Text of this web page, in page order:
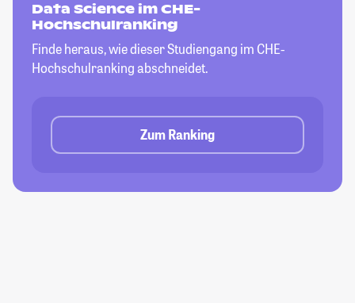
Data Science im CHE-
Hochschulranking
Finde heraus, wie dieser Studiengang im CHE-
Hochschulranking abschneidet.
Zum Ranking